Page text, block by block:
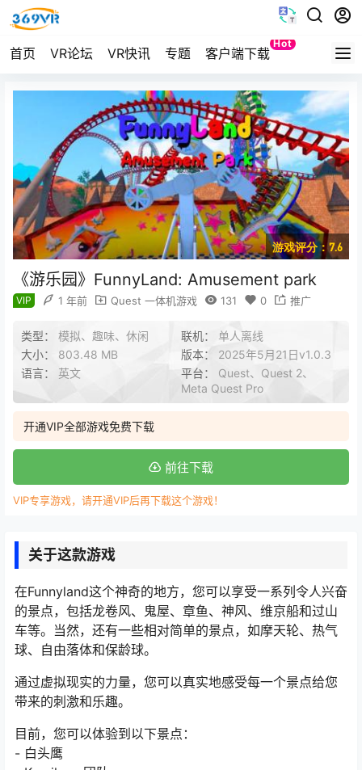
首页 VR论坛 VR快讯 专题 客户端下载
Hot
Quest
游戏评分：7.6
《游乐园》FunnyLand: Amusement park
VIP 1 年前 Quest 一体机游戏 131 0 推广
类型： 模拟、趣味、休闲 联机： 单人离线
大小： 803.48 MB 版本： 2025年5月21日v1.0.3
语言： 英文 平台： Quest、Quest 2、
Meta Quest Pro
开通VIP全部游戏免费下载
前往下载
VIP专享游戏，请开通VIP后再下载这个游戏！
关于这款游戏
在Funnyland这个神奇的地方，您可以享受一系列令人兴奋
的景点，包括龙卷风、鬼屋、章鱼、神风、维京船和过山
车等。当然，还有一些相对简单的景点，如摩天轮、热气
球、自由落体和保龄球。
通过虚拟现实的力量，您可以真实地感受每一个景点给您
带来的刺激和乐趣。
目前，您可以体验到以下景点：
- 白头鹰